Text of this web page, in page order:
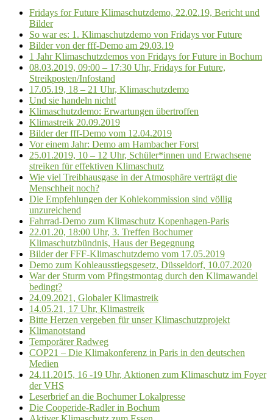
Fridays for Future Klimaschutzdemo, 22.02.19, Bericht und
Bilder
So war es: 1. Klimaschutzdemo von Fridays vor Future
Bilder von der fff-Demo am 29.03.19
1 Jahr Klimaschutzdemos von Fridays for Future in Bochum
08.03.2019, 09:00 – 17:30 Uhr, Fridays for Future,
Streikposten/Infostand
17.05.19, 18 – 21 Uhr, Klimaschutzdemo
Und sie handeln nicht!
Klimaschutzdemo: Erwartungen übertroffen
Klimastreik 20.09.2019
Bilder der fff-Demo vom 12.04.2019
Vor einem Jahr: Demo am Hambacher Forst
25.01.2019, 10 – 12 Uhr, Schüler*innen und Erwachsene
streiken für effektiven Klimaschutz
Wie viel Treibhausgase in der Atmosphäre verträgt die
Menschheit noch?
Die Empfehlungen der Kohlekommission sind völlig
unzureichend
Fahrrad-Demo zum Klimaschutz Kopenhagen-Paris
22.01.20, 18:00 Uhr, 3. Treffen Bochumer
Klimaschutzbündnis, Haus der Begegnung
Bilder der FFF-Klimaschutzdemo vom 17.05.2019
Demo zum Kohleausstiegsgesetz, Düsseldorf, 10.07.2020
War der Sturm vom Pfingstmontag durch den Klimawandel
bedingt?
24.09.2021, Globaler Klimastreik
14.05.21, 17 Uhr, Klimastreik
Bitte Herzen vergeben für unser Klimaschutzprojekt
Klimanotstand
Temporärer Radweg
COP21 – Die Klimakonferenz in Paris in den deutschen
Medien
24.11.2015, 16 -19 Uhr, Aktionen zum Klimaschutz im Foyer
der VHS
Leserbrief an die Bochumer Lokalpresse
Die Cooperide-Radler in Bochum